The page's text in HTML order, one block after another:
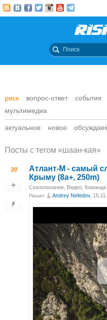
риск вопрос-ответ события
мультимедиа
актуальное новое
Посты c тегом «шаан-кая»
30
Атлант-М - самый
Крыму (8a+, 250m)
Скалолазание Видео Команда
Пишет Andrey Nefedov,